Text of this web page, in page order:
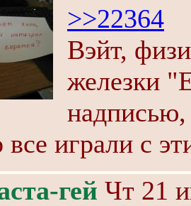
>>22364
Вэйт,
железки
надписью,
все играли с
гей Чт 21